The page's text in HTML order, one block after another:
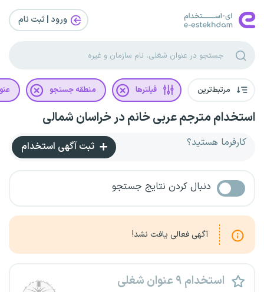
ورود | ثبت‌ نام
مرتبط‌ترین فیلترها منطقه جستجو
استخدام مترجم عربی خانم در خراسان شمالی
کارفرما هستید؟ ثبت آگهی استخدام
دنبال کردن نتایج جستجو
آگهی فعالی یافت نشد!
استخدام ۹ عنوان شغلی